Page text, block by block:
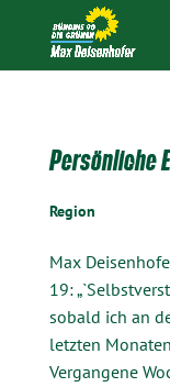
Persönliche
Region
Max
19:
sobald ich an
letzten
Vergangene